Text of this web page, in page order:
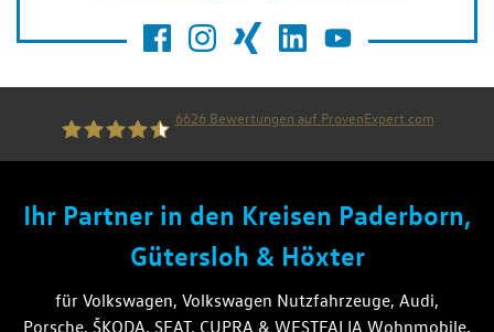
6626 Bewertungen auf ProvenExpert.com
Ihr Partner in den Kreisen Paderborn,
Gütersloh & Höxter
für Volkswagen, Volkswagen Nutzfahrzeuge, Audi,
Porsche, ŠKODA, SEAT, CUPRA & WESTFALIA Wohnmobile.